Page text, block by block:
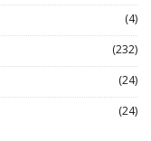
(4)
(232)
(24)
(24)